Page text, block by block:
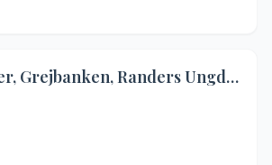
Romalt Bakker, Grejbanken, Randers Ungdomsskole